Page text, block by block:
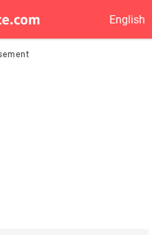
English